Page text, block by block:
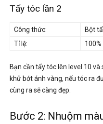
Tẩy tóc lần 2
Công thức: Bột
Tỉ lệ:
100%
Bạn cần tẩy tóc lên level 10
khử bớt ánh vàng, nếu tóc ra
cùng ra sẽ càng đẹp.
Bước 2: Nhuộm